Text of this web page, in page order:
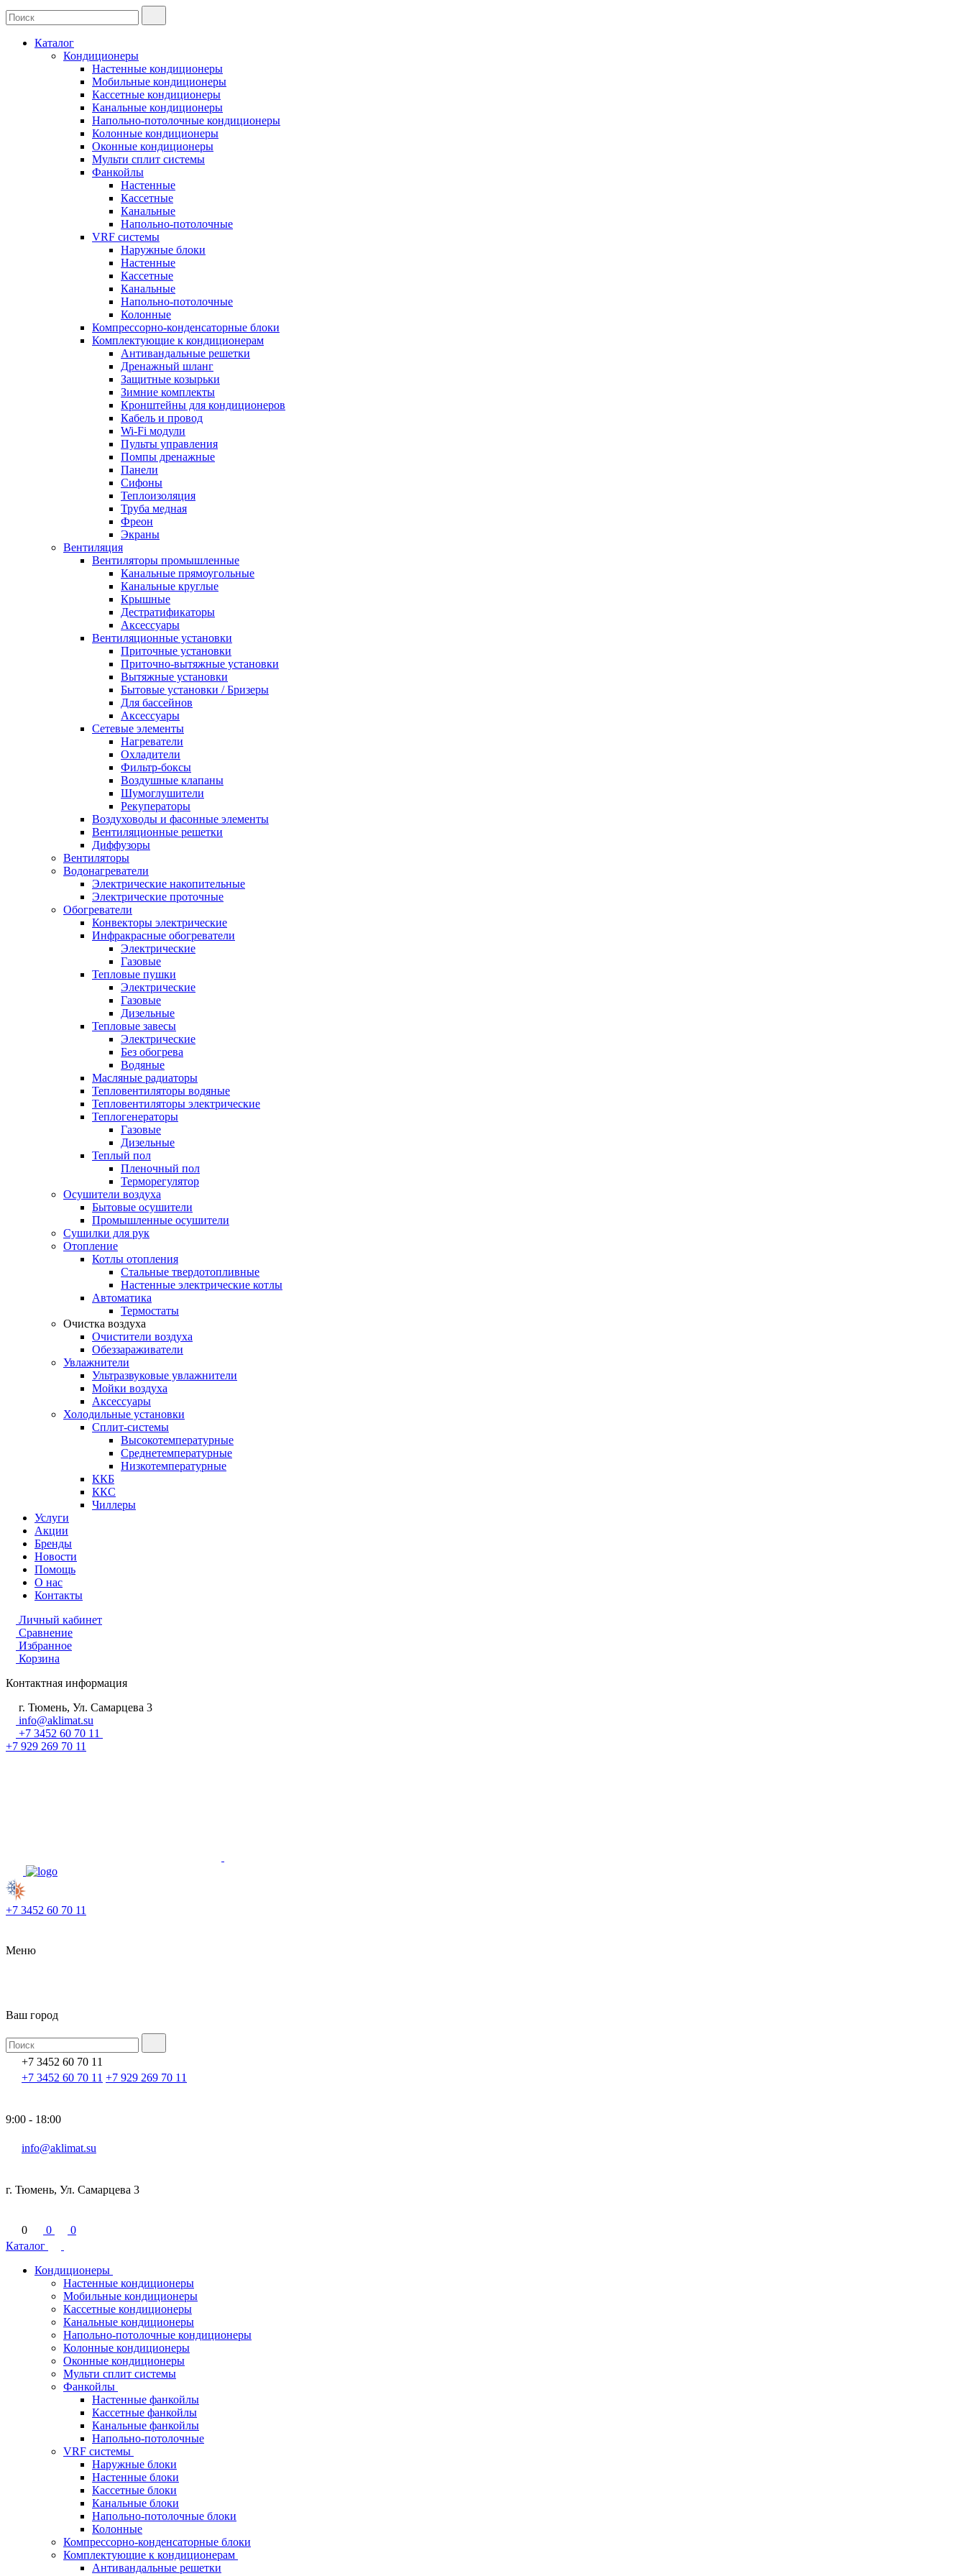
Каталог
Кондиционеры
Настенные кондиционеры
Мобильные кондиционеры
Кассетные кондиционеры
Канальные кондиционеры
Напольно-потолочные кондиционеры
Колонные кондиционеры
Оконные кондиционеры
Мульти сплит системы
Фанкойлы
Настенные
Кассетные
Канальные
Напольно-потолочные
VRF системы
Наружные блоки
Настенные
Кассетные
Канальные
Напольно-потолочные
Колонные
Компрессорно-конденсаторные блоки
Комплектующие к кондиционерам
Антивандальные решетки
Дренажный шланг
Защитные козырьки
Зимние комплекты
Кронштейны для кондиционеров
Кабель и провод
Wi-Fi модули
Пульты управления
Помпы дренажные
Панели
Сифоны
Теплоизоляция
Труба медная
Фреон
Экраны
Вентиляция
Вентиляторы промышленные
Канальные прямоугольные
Канальные круглые
Крышные
Дестратификаторы
Аксессуары
Вентиляционные установки
Приточные установки
Приточно-вытяжные установки
Вытяжные установки
Бытовые установки / Бризеры
Для бассейнов
Аксессуары
Сетевые элементы
Нагреватели
Охладители
Фильтр-боксы
Воздушные клапаны
Шумоглушители
Рекуператоры
Воздуховоды и фасонные элементы
Вентиляционные решетки
Диффузоры
Вентиляторы
Водонагреватели
Электрические накопительные
Электрические проточные
Обогреватели
Конвекторы электрические
Инфракрасные обогреватели
Электрические
Газовые
Тепловые пушки
Электрические
Газовые
Дизельные
Тепловые завесы
Электрические
Без обогрева
Водяные
Масляные радиаторы
Тепловентиляторы водяные
Тепловентиляторы электрические
Теплогенераторы
Газовые
Дизельные
Теплый пол
Пленочный пол
Терморегулятор
Осушители воздуха
Бытовые осушители
Промышленные осушители
Сушилки для рук
Отопление
Котлы отопления
Стальные твердотопливные
Настенные электрические котлы
Автоматика
Термостаты
Очистка воздуха
Очистители воздуха
Обеззараживатели
Увлажнители
Ультразвуковые увлажнители
Мойки воздуха
Аксессуары
Холодильные установки
Сплит-системы
Высокотемпературные
Среднетемпературные
Низкотемпературные
ККБ
ККС
Чиллеры
Услуги
Акции
Бренды
Новости
Помощь
О нас
Контакты
Личный кабинет
Сравнение
Избранное
Корзина
Контактная информация
г. Тюмень, Ул. Самарцева 3
info@aklimat.su
+7 3452 60 70 11
+7 929 269 70 11
+7 3452 60 70 11
Меню
Ваш город
+7 3452 60 70 11
+7 3452 60 70 11 +7 929 269 70 11
9:00 - 18:00
info@aklimat.su
г. Тюмень, Ул. Самарцева 3
0 0
0
Каталог
Кондиционеры
Настенные кондиционеры
Мобильные кондиционеры
Кассетные кондиционеры
Канальные кондиционеры
Напольно-потолочные кондиционеры
Колонные кондиционеры
Оконные кондиционеры
Мульти сплит системы
Фанкойлы
Настенные фанкойлы
Кассетные фанкойлы
Канальные фанкойлы
Напольно-потолочные
VRF системы
Наружные блоки
Настенные блоки
Кассетные блоки
Канальные блоки
Напольно-потолочные блоки
Колонные
Компрессорно-конденсаторные блоки
Комплектующие к кондиционерам
Антивандальные решетки